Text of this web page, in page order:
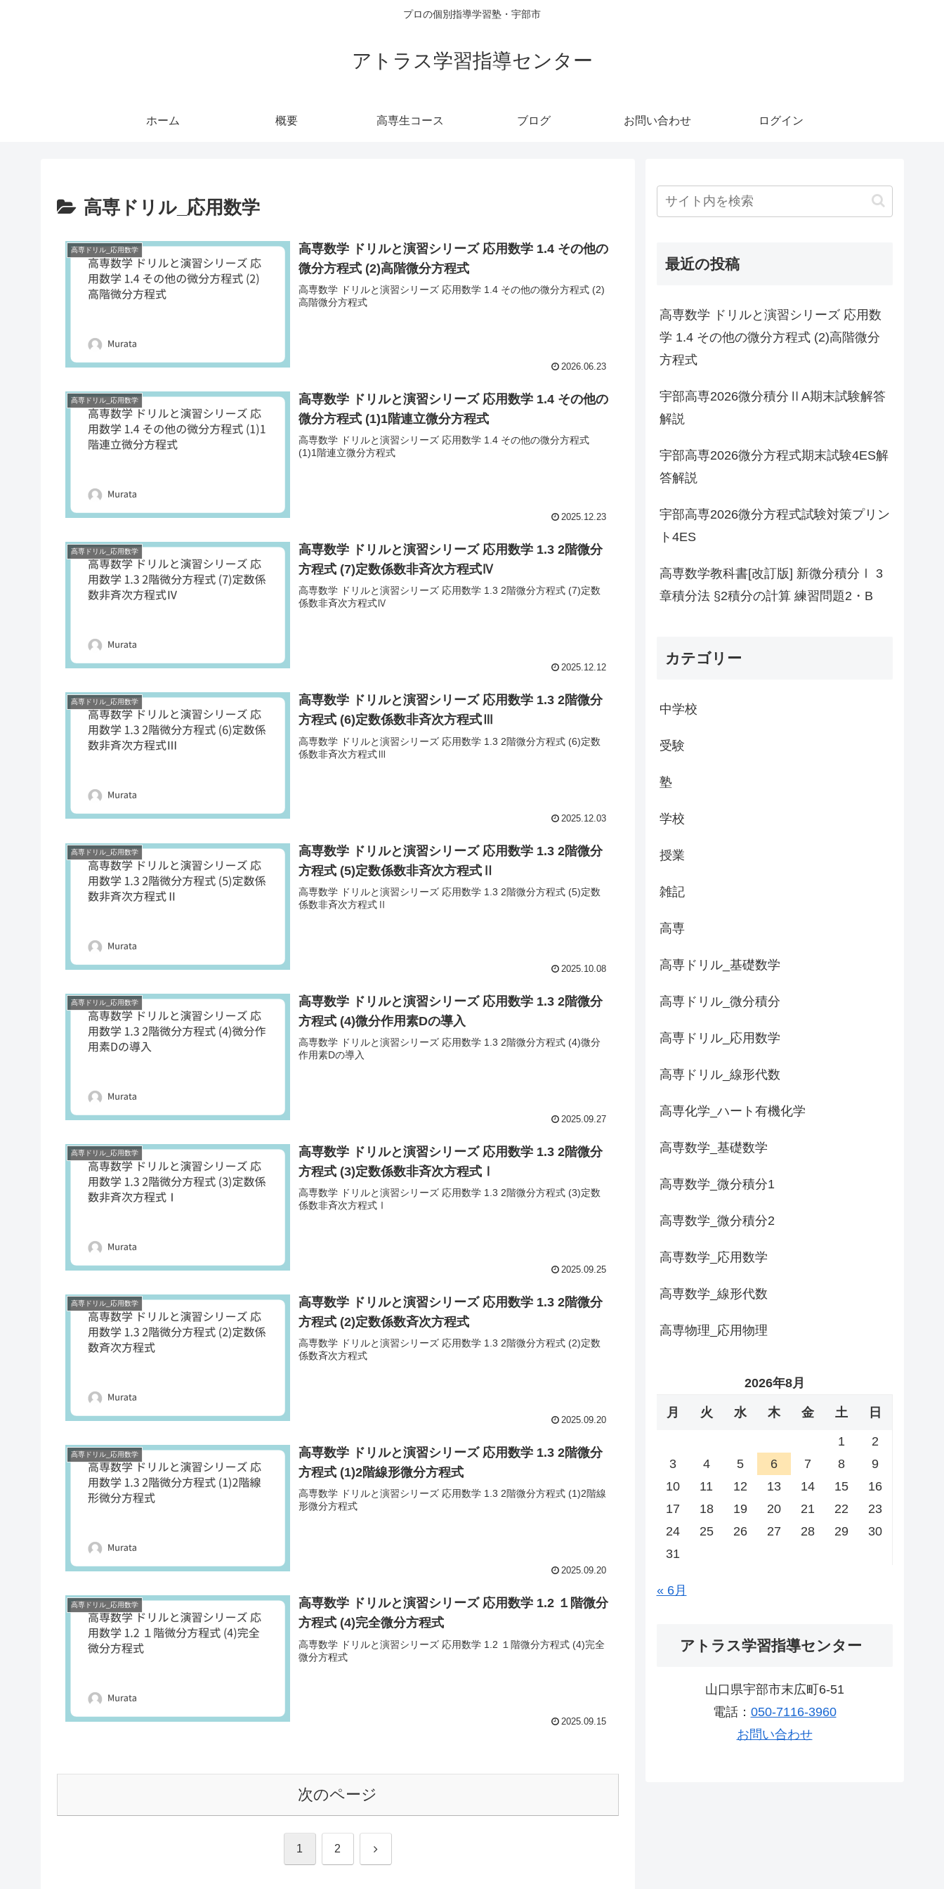
プロの個別指導学習塾・宇部市
アトラス学習指導センター
ホーム 概要 高専生コース ブログ お問い合わせ ログイン
高専ドリル_応用数学
高専ドリル_応用数学
高専数学 ドリルと演習シリーズ 応用数学 1.4 その他の
微分方程式 (2)高階微分方程式
高専数学 ドリルと演習シリーズ 応用数学 1.4 その他の微分方程式 (2)
高階微分方程式
2026.06.23
高専ドリル_応用数学
高専数学 ドリルと演習シリーズ 応用数学 1.4 その他の
微分方程式 (1)1階連立微分方程式
高専数学 ドリルと演習シリーズ 応用数学 1.4 その他の微分方程式
(1)1階連立微分方程式
2025.12.23
高専ドリル_応用数学
高専数学 ドリルと演習シリーズ 応用数学 1.3 2階微分
方程式 (7)定数係数非斉次方程式Ⅳ
高専数学 ドリルと演習シリーズ 応用数学 1.3 2階微分方程式 (7)定数
係数非斉次方程式Ⅳ
2025.12.12
高専ドリル_応用数学
高専数学 ドリルと演習シリーズ 応用数学 1.3 2階微分
方程式 (6)定数係数非斉次方程式Ⅲ
高専数学 ドリルと演習シリーズ 応用数学 1.3 2階微分方程式 (6)定数
係数非斉次方程式Ⅲ
2025.12.03
高専ドリル_応用数学
高専数学 ドリルと演習シリーズ 応用数学 1.3 2階微分
方程式 (5)定数係数非斉次方程式Ⅱ
高専数学 ドリルと演習シリーズ 応用数学 1.3 2階微分方程式 (5)定数
係数非斉次方程式Ⅱ
2025.10.08
高専ドリル_応用数学
高専数学 ドリルと演習シリーズ 応用数学 1.3 2階微分
方程式 (4)微分作用素Dの導入
高専数学 ドリルと演習シリーズ 応用数学 1.3 2階微分方程式 (4)微分
作用素Dの導入
2025.09.27
高専ドリル_応用数学
高専数学 ドリルと演習シリーズ 応用数学 1.3 2階微分
方程式 (3)定数係数非斉次方程式Ⅰ
高専数学 ドリルと演習シリーズ 応用数学 1.3 2階微分方程式 (3)定数
係数非斉次方程式Ⅰ
2025.09.25
高専ドリル_応用数学
高専数学 ドリルと演習シリーズ 応用数学 1.3 2階微分
方程式 (2)定数係数斉次方程式
高専数学 ドリルと演習シリーズ 応用数学 1.3 2階微分方程式 (2)定数
係数斉次方程式
2025.09.20
高専ドリル_応用数学
高専数学 ドリルと演習シリーズ 応用数学 1.3 2階微分
方程式 (1)2階線形微分方程式
高専数学 ドリルと演習シリーズ 応用数学 1.3 2階微分方程式 (1)2階線
形微分方程式
2025.09.20
高専ドリル_応用数学
高専数学 ドリルと演習シリーズ 応用数学 1.2 １階微分
方程式 (4)完全微分方程式
高専数学 ドリルと演習シリーズ 応用数学 1.2 １階微分方程式 (4)完全
微分方程式
2025.09.15
次のページ
1 2 次
最近の投稿
高専数学 ドリルと演習シリーズ 応用数
学 1.4 その他の微分方程式 (2)高階微分
方程式
宇部高専2026微分積分ⅡA期末試験解答
解説
宇部高専2026微分方程式期末試験4ES解
答解説
宇部高専2026微分方程式試験対策プリン
ト4ES
高専数学教科書[改訂版] 新微分積分Ⅰ 3
章積分法 §2積分の計算 練習問題2・B
カテゴリー
中学校
受験
塾
学校
授業
雑記
高専
高専ドリル_基礎数学
高専ドリル_微分積分
高専ドリル_応用数学
高専ドリル_線形代数
高専化学_ハート有機化学
高専数学_基礎数学
高専数学_微分積分1
高専数学_微分積分2
高専数学_応用数学
高専数学_線形代数
高専物理_応用物理
2026年8月
月 火 水 木 金 土 日
1
2
3
4 5 6 7 8
9
10
11 12 13 14 15
16
17
18 19 20 21 22
23
24
25 26 27 28 29
30
31
« 6月
アトラス学習指導センター
山口県宇部市末広町6-51
電話： 050-7116-3960
お問い合わせ